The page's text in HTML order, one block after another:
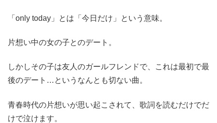
「only today」とは「今日だけ」という意味。
片想い中の女の子とのデート。
しかしその子は友人のガールフレンドで、これは最初で最
後のデート…というなんとも切ない曲。
青春時代の片想いが思い起こされて、歌詞を読むだけでだ
けで泣けます。